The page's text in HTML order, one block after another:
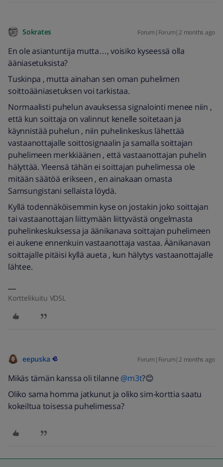
Sokrates Forum|Forum|2 months ago
En ole asiantuntija mutta…, voisiko kyseessä olla
ääniasetuksista?
Tuskinpa , mutta ainahan sen oman puhelimen
soittoääniasetuksen voi tarkistaa.
Normaalisti puhelun avauksessa signalointi menee niin ,
että kun soittaja on valinnut kenelle soitetaan ja
käynnistää puhelun , niin puhelinkeskus lähettää
vastaanottajalle soittosignaalin ja samalla soittajan
puhelimeen merkkiäänen , että vastaanottajan puhelin
hälyttää. Yleensä tähän ei soittajan puhelimessa ole
mitään säätöä erikseen , en ainakaan omasta
Samsungistani sellaista löydä.
Kyllä todennäköisemmin kyse on jostakin joko soittajan
tai vastaanottajan liittymään liittyvästä ongelmasta
puhelinkeskuksessa ja äänikanava soittajan puhelimeen
ei aukene ennenkuin vastaanottaja vastaa. Äänikanavan
soittajalle pitäisi kyllä aueta , kun hälytys vastaanottajalle
lähtee.
Korttelikuitu VDSL
eepuska Forum|Forum|2 months ago
Mikäs tämän kanssa oli tilanne ​ @m3t?😊
Oliko sama homma jatkunut ja oliko sim-korttia saatu
kokeiltua toisessa puhelimessa?